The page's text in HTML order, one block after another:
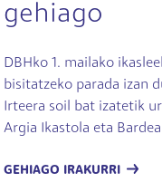
gehiago
DBHko 1. mailako
bisitatzeko parada izan
Irteera soil bat izatetik
Argia Ikastola eta
GEHIAGO IRAKURRI